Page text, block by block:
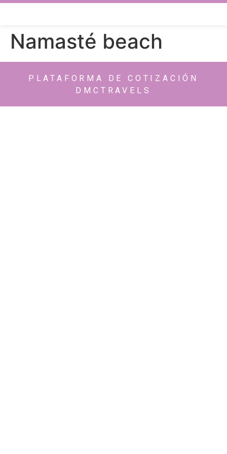
Namasté beach
PLATAFORMA DE COTIZACIÓN
DMCTRAVELS